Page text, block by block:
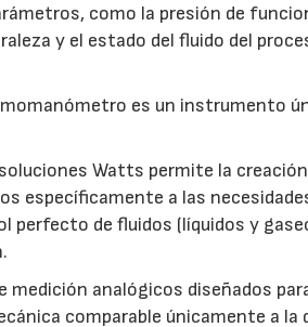
como la presión de
y el estado del fluido del
es un instrumento
Watts permite la
específicamente a las
perfecto de fluidos (líquidos y
medición analógicos diseñados
comparable únicamente a la